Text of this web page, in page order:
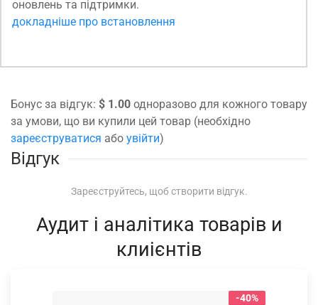
оновлень та підтримки.
докладніше про встановлення
Бонус за відгук: $ 1.00 одноразово для кожного товару
за умови, що ви купили цей товар (необхідно
зареєструватися або увійти)
Відгук
Зареєструйтесь, щоб створити відгук.
Аудит і аналітика товарів и
клиієнтів
-40%